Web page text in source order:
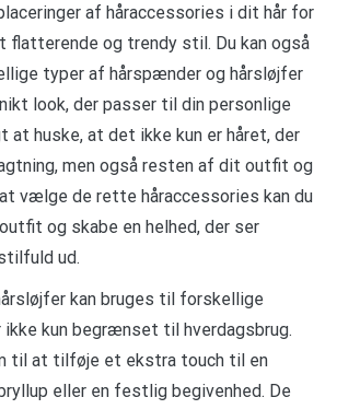
af håraccessories i dit hår for
flatterende og trendy stil. Du kan også
typer af hårspænder og hårsløjfer
look, der passer til din personlige
huske, at det ikke kun er håret, der
men også resten af dit outfit og
vælge de rette håraccessories kan du
og skabe en helhed, der ser
ud.
kan bruges til forskellige
ikke kun begrænset til hverdagsbrug.
til at tilføje et ekstra touch til en
eller en festlig begivenhed. De